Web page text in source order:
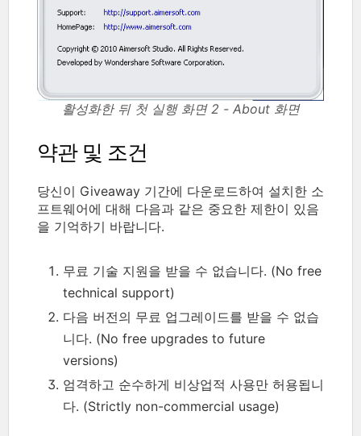
활성화한 뒤 첫 실행 화면 2 - About 화면
약관 및 조건
당신이 Giveaway 기간에 다운로드하여 설치한 소
프트웨어에 대해 다음과 같은 중요한 제한이 있음
을 기억하기 바랍니다.
무료 기술 지원을 받을 수 없습니다. (No free
technical support)
다음 버전의 무료 업그레이드를 받을 수 없습
니다. (No free upgrades to future
versions)
엄격하고 순수하게 비상업적 사용만 허용됩니
다. (Strictly non-commercial usage)